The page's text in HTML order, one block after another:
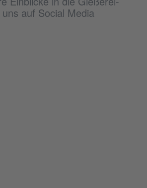
auf Social Media